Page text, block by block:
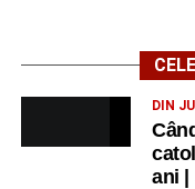
DIN
ani |